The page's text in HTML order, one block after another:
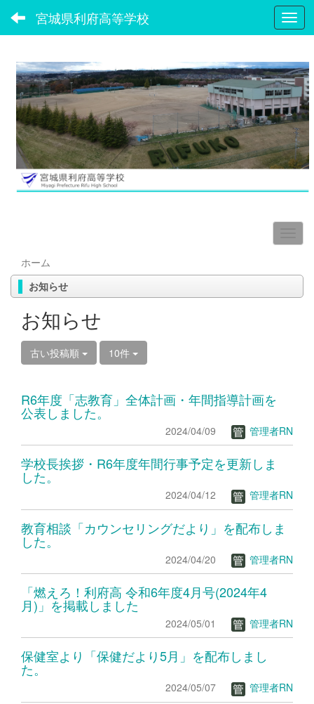
宮城県利府高等学校
ホーム
お知らせ
お知らせ
古い投稿順 10件
R6年度「志教育」全体計画・年間指導計画を
公表しました。
2024/04/09 管理者RN
学校長挨拶・R6年度年間行事予定を更新しま
した。
2024/04/12 管理者RN
教育相談「カウンセリングだより」を配布しま
した。
2024/04/20 管理者RN
「燃えろ！利府高 令和6年度4月号(2024年4
月)」を掲載しました
2024/05/01 管理者RN
保健室より「保健だより5月」を配布しまし
た。
2024/05/07 管理者RN